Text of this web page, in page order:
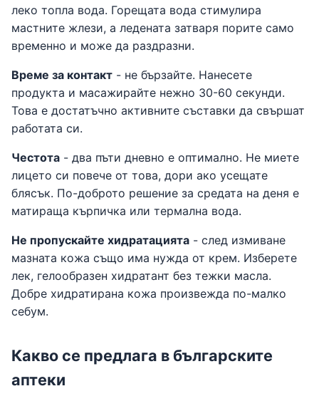
леко топла вода. Горещата вода стимулира
мастните жлези, а ледената затваря порите само
временно и може да раздразни.
Време за контакт - не бързайте. Нанесете
продукта и масажирайте нежно 30-60 секунди.
Това е достатъчно активните съставки да свършат
работата си.
Честота - два пъти дневно е оптимално. Не миете
лицето си повече от това, дори ако усещате
блясък. По-доброто решение за средата на деня е
матираща кърпичка или термална вода.
Не пропускайте хидратацията - след измиване
мазната кожа също има нужда от крем. Изберете
лек, гелообразен хидратант без тежки масла.
Добре хидратирана кожа произвежда по-малко
себум.
Какво се предлага в българските
аптеки